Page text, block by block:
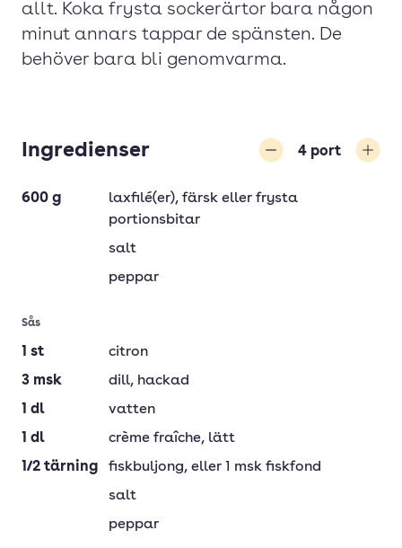
allt. Koka frysta sockerärtor bara någon
minut annars tappar de spänsten. De
behöver bara bli genomvarma.
Ingredienser 4 port
600 g laxfilé(er), färsk eller frysta
portionsbitar
salt
peppar
Sås
1 st
citron
3 msk dill, hackad
1 dl
vatten
1 dl crème fraîche, lätt
1/2 tärning fiskbuljong, eller 1 msk fiskfond
salt
peppar